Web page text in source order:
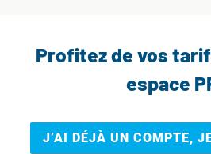
Profitez de vos
espace
J’AI DÉJÀ UN COMPTE,